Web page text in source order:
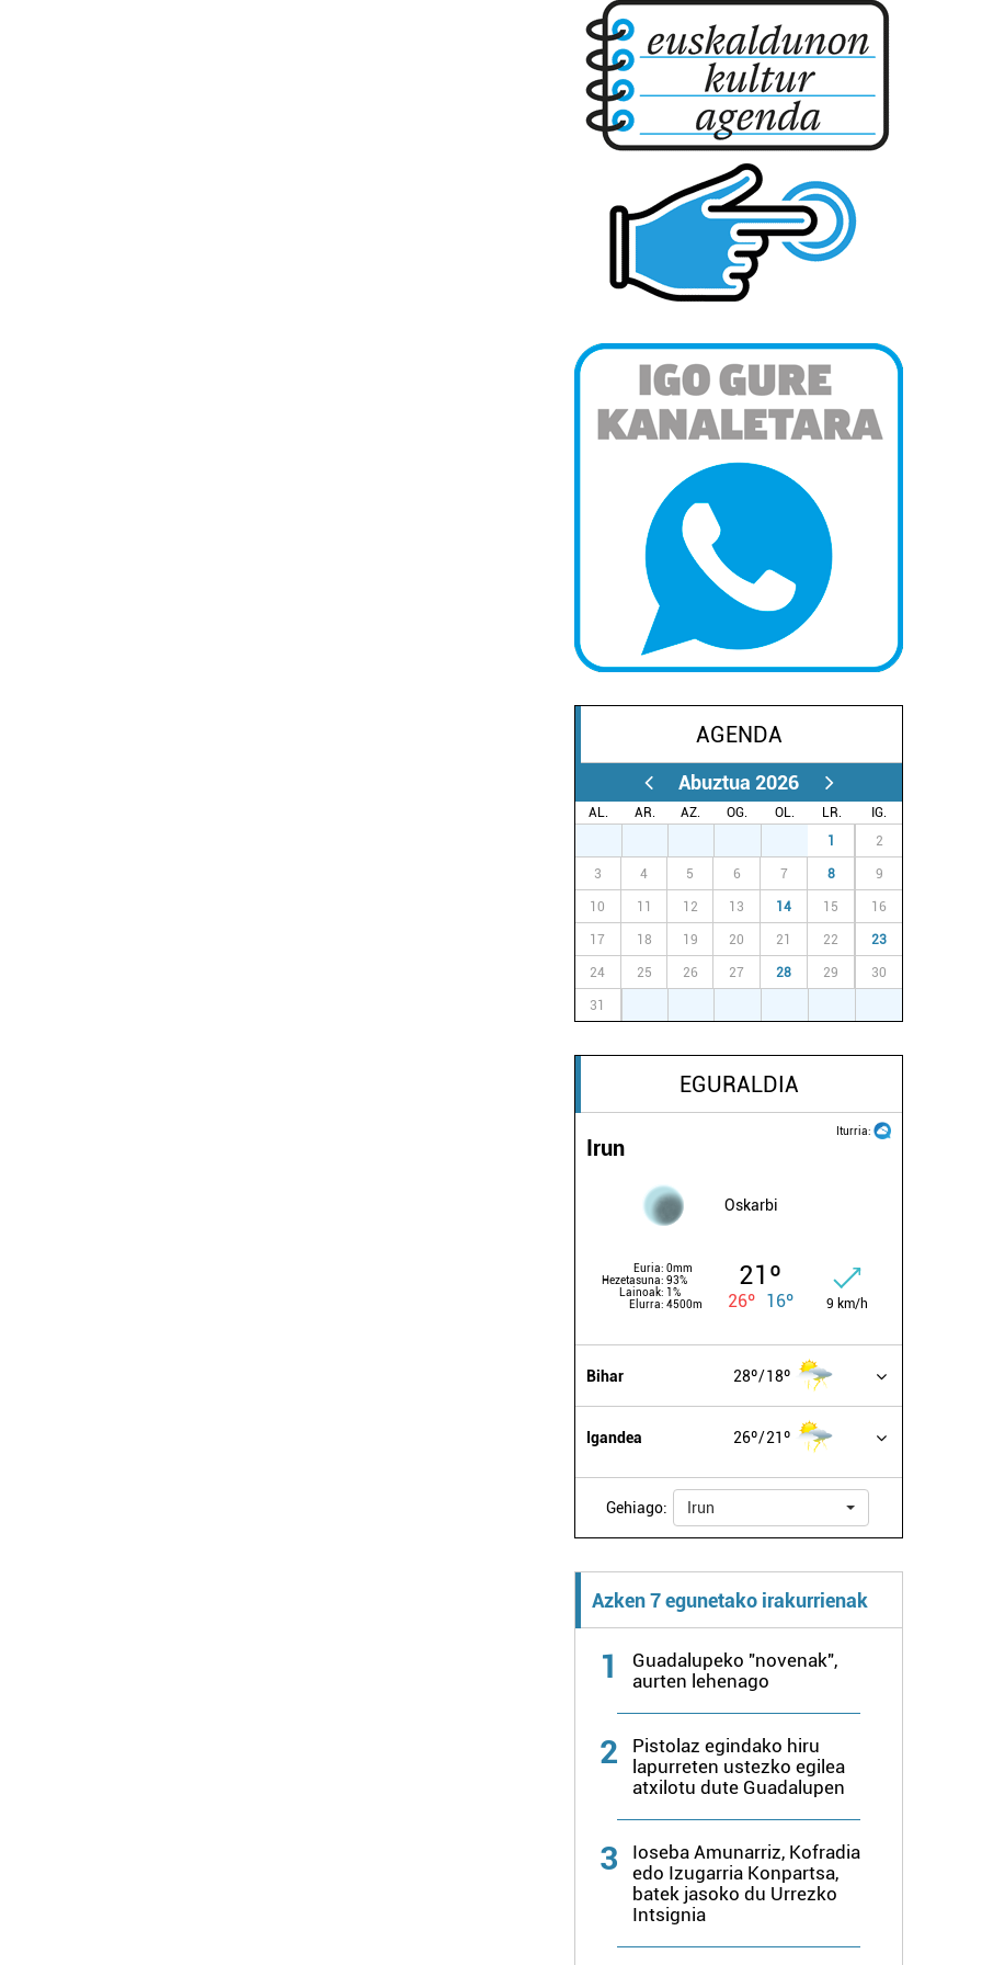
AGENDA
Abuztua 2026
AL. AR. AZ. OG. OL. LR.
IG.
1 2
3 4 5 6 7 8 9
10 11 12 13 14 15 16
17 18 19 20 21 22 23
24 25 26 27 28 29 30
31
EGURALDIA
Iturria:
Irun
Oskarbi
Euria: 0mm
Hezetasuna: 93%
Lainoak: 1%
Elurra: 4500m
21º
26º 16º 9 km/h
Bihar 28º 18º
Igandea 26º 21º
Gehiago: Irun
Azken 7 egunetako irakurrienak
1
Guadalupeko "novenak",
aurten lehenago
2
Pistolaz egindako hiru
lapurreten ustezko egilea
atxilotu dute Guadalupen
3
Ioseba Amunarriz, Kofradia
edo Izugarria Konpartsa,
batek jasoko du Urrezko
Intsignia